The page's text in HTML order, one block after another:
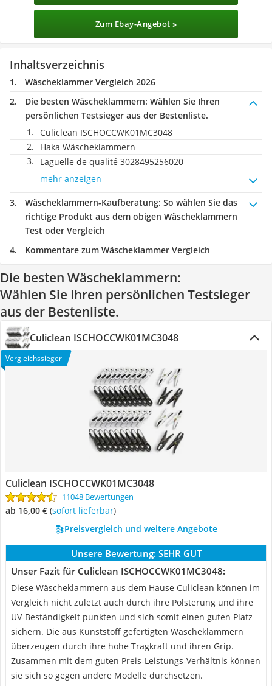
Zum Ebay-Angebot »
Inhaltsverzeichnis
Wäscheklammer Vergleich 2026
Die besten Wäscheklammern: Wählen Sie Ihren
persönlichen Testsieger aus der Bestenliste.
Culiclean ISCHOCCWK01MC3048
Haka Wäscheklammern
Laguelle de qualité 3028495256020
mehr anzeigen
Wäscheklammern-Kaufberatung: So wählen Sie das
richtige Produkt aus dem obigen Wäscheklammern
Test oder Vergleich
Kommentare zum Wäscheklammer Vergleich
Die besten Wäscheklammern:
Wählen Sie Ihren persönlichen Testsieger
aus der Bestenliste.
Culiclean ISCHOCCWK01MC3048
Vergleichssieger
Culiclean ISCHOCCWK01MC3048
11048 Bewertungen
ab 16,00 € ( Sofort lieferbar)
Preisvergleich und weitere Angebote
Unsere Bewertung: SEHR GUT
Unser Fazit für Culiclean ISCHOCCWK01MC3048:
Diese Wäscheklammern aus dem Hause Culiclean können im
Vergleich nicht zuletzt auch durch ihre Polsterung und ihre
UV-Beständigkeit punkten und sich somit einen guten Platz
sichern. Die aus Kunststoff gefertigten Wäscheklammern
überzeugen durch ihre hohe Tragkraft und ihren Grip.
Zusammen mit dem guten Preis-Leistungs-Verhältnis können
sie sich so gegen andere Modelle durchsetzen.